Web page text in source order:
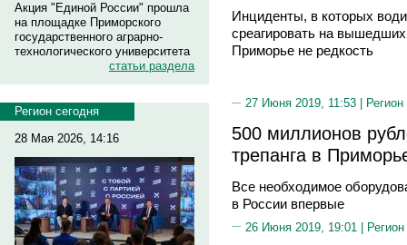
Акция "Единой России" прошла
на площадке Приморского
государственного аграрно-
технологического университета
статьи раздела
Регион сегодня
28 Мая 2026, 14:16
Инциденты, в которых
среагировать на
Приморье не редкость
27 Июня 2019, 11:53 |
500 миллионов
трепанга в
Все необходимое
в России впервые
26 Июня 2019, 19:01 |